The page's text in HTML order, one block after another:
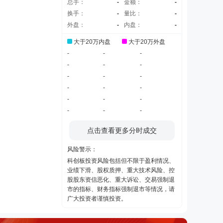
总手： - 金额：
-
换手：
- 量比：
-
外盘：
- 内盘： -
大于20万内盘
大于20万外盘
-
-
-
-
-
-
-
-
-
-
-
-
-
-
-
-
- -
点击查看更多分时成交
风险警示：
科创板投资风险包括但不限于盈利情况、
业绩下滑、股权质押、重大技术风险、控
股股东资信恶化、重大诉讼、交易强制退
市的指标、财务指标强制退市等情况，请
广大投资者谨慎投资。